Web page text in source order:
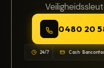
0480 20
24/7 Cash ·